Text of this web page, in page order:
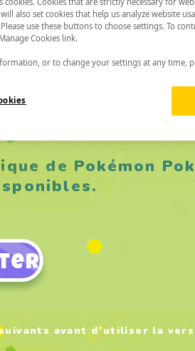
de Pokémon
avant d’utiliser la
also set cookies that help us analyze website
use these buttons to choose settings. To
Cookies link.
or to change your settings at any time,